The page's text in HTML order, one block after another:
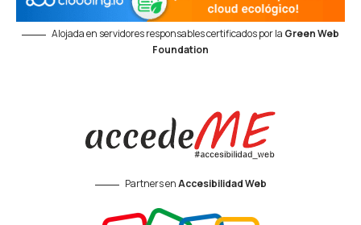
Alojada en servidores responsables certificados por la Green Web
Foundation
Partners enAccesibilidad Web